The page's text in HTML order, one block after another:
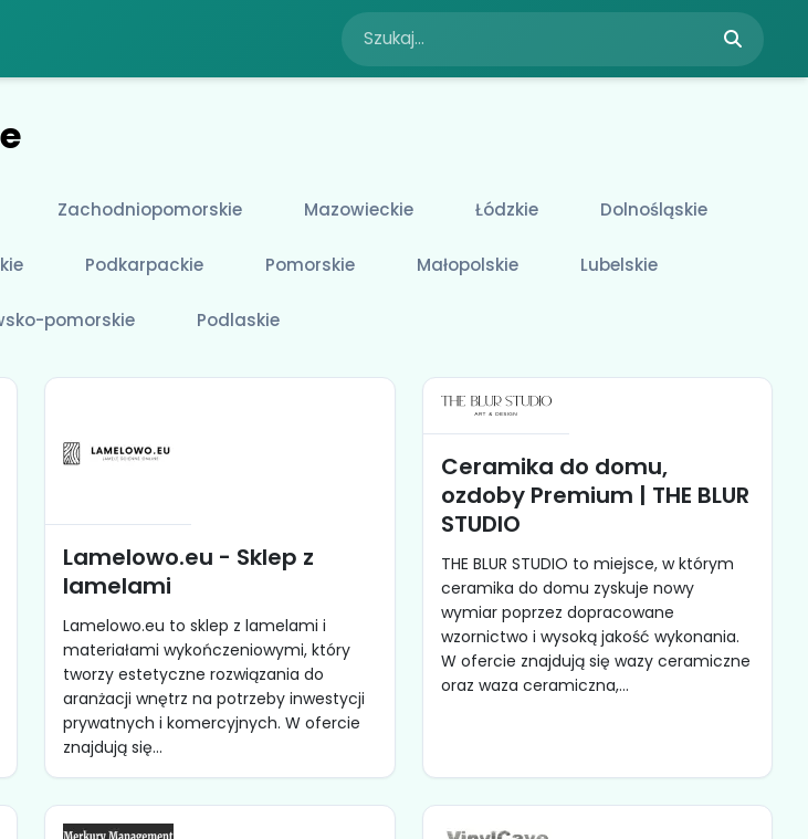
Zachodniopomorskie Mazowieckie Łódzkie Dolnośląskie
Podkarpackie Pomorskie Małopolskie Lubelskie
pomorskie Podlaskie
Lamelowo.eu - Sklep z
lamelami
Lamelowo.eu to sklep z lamelami i
materiałami wykończeniowymi, który
tworzy estetyczne rozwiązania do
aranżacji wnętrz na potrzeby inwestycji
prywatnych i komercyjnych. W ofercie
znajdują się...
Ceramika do domu,
ozdoby Premium | THE BLUR
STUDIO
THE BLUR STUDIO to miejsce, w którym
ceramika do domu zyskuje nowy
wymiar poprzez dopracowane
wzornictwo i wysoką jakość wykonania.
W ofercie znajdują się wazy ceramiczne
oraz waza ceramiczna,...